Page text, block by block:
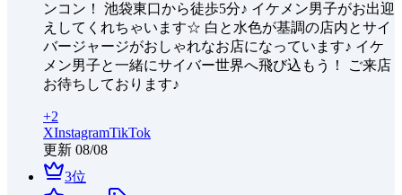
ンコン！ 池袋東口から徒歩5分♪ イケメン男子がお出迎
えしてくれちゃいます☆ 白と水色が基調の店内とサイ
バージャージがおしゃれなお店になっています♪ イケ
メン男子と一緒にサイバー世界へ飛び込もう！ ご来店
お待ちしております♪
+2
XInstagramTikTok
更新 08/08
3位